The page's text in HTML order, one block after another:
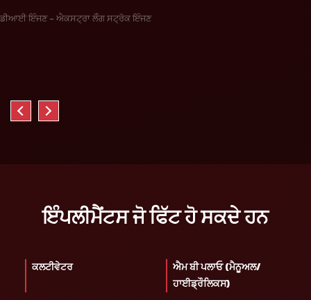
ਡੀਆਈ ਇੰਜਣ - ਐਕਸਟ੍ਰਾ ਲੋੰਗ ਸਟ੍ਰੋਕ ਇੰਜਣ
ਇੰਪਲੀਮੈਂਟਸ ਜੋ ਫਿੱਟ ਹੋ ਸਕਦੇ ਹਨ
ਕਲਟੀਵੇਟਰ
ਐਮ ਬੀ ਪਲਾਓ (ਮੈਨੂਅਲ/
ਹਾਈਡ੍ਰੌਲਿਕਸ)